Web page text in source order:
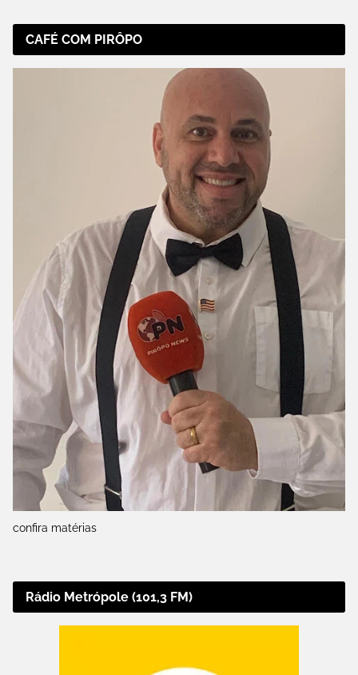
CAFÉ COM PIRÔPO
confira matérias
Rádio Metrópole (101,3 FM)